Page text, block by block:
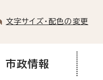
文字サイズ・配色の変更
市政情報